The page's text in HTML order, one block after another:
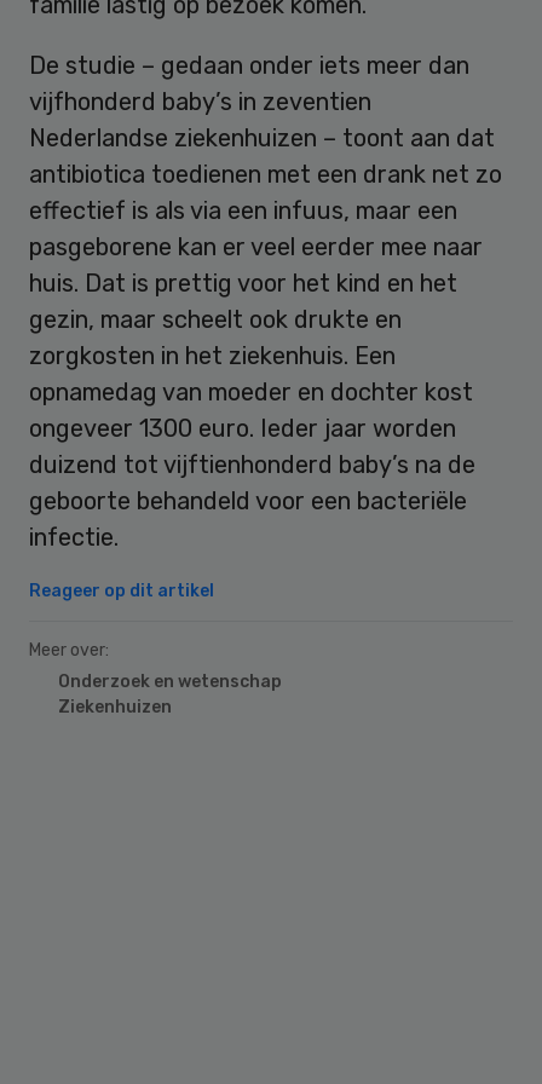
De studie – gedaan onder iets meer dan
vijfhonderd baby’s in zeventien
Nederlandse ziekenhuizen – toont aan dat
antibiotica toedienen met een drank net zo
effectief is als via een infuus, maar een
pasgeborene kan er veel eerder mee naar
huis. Dat is prettig voor het kind en het
gezin, maar scheelt ook drukte en
zorgkosten in het ziekenhuis. Een
opnamedag van moeder en dochter kost
ongeveer 1300 euro. Ieder jaar worden
duizend tot vijftienhonderd baby’s na de
geboorte behandeld voor een bacteriële
infectie.
Reageer op dit artikel
Meer over:
Onderzoek en wetenschap
Ziekenhuizen